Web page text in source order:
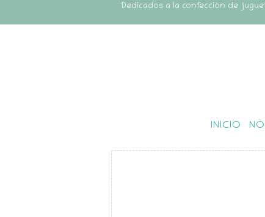
"Dedicados a la confección de
INICIO